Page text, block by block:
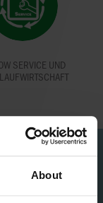
About
SERVICE UND